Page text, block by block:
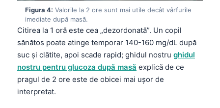
Figura 4: Valorile la 2 ore sunt mai utile decât vârfurile
imediate după masă.
Citirea la 1 oră este cea „dezordonată”. Un copil
sănătos poate atinge temporar 140-160 mg/dL după
suc și clătite, apoi scade rapid; ghidul nostru ghidul
nostru pentru glucoza după masă explică de ce
pragul de 2 ore este de obicei mai ușor de
interpretat.